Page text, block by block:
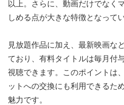
以上。さらに、動画だけでなく
しめる点が大きな特徴となってい
見放題作品に加え、最新映画な
ており、有料タイトルは毎月付
視聴できます。このポイントは
ットへの交換にも利用できるた
魅力です。